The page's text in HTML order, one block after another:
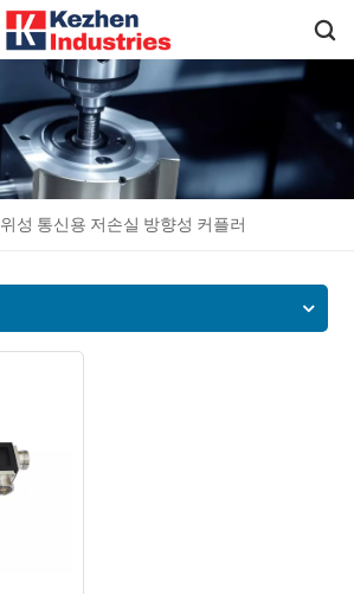
빠른 견적 받기
위성 통신용 저손실 방향성 커플러